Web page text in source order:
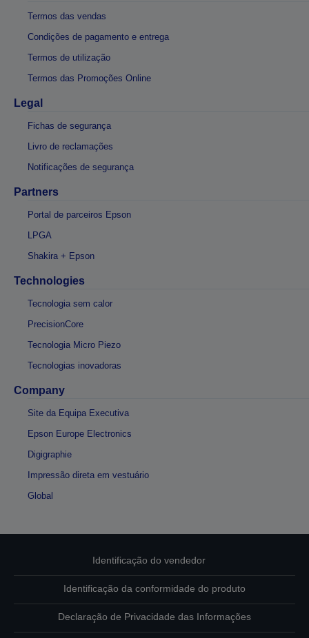
Termos das vendas
Condições de pagamento e entrega
Termos de utilização
Termos das Promoções Online
Legal
Fichas de segurança
Livro de reclamações
Notificações de segurança
Partners
Portal de parceiros Epson
LPGA
Shakira + Epson
Technologies
Tecnologia sem calor
PrecisionCore
Tecnologia Micro Piezo
Tecnologias inovadoras
Company
Site da Equipa Executiva
Epson Europe Electronics
Digigraphie
Impressão direta em vestuário
Global
Identificação do vendedor
Identificação da conformidade do produto
Declaração de Privacidade das Informações